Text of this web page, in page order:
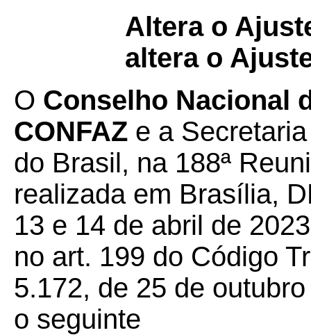
Altera o
altera o
O Conselho Nacional
CONFAZ e a
do Brasil, na 188ª
realizada em Brasília,
13 e 14 de abril de
no art. 199 do Código
5.172, de 25 de
o seguinte